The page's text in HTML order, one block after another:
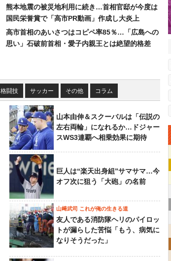
熊本地震の被災地利用に続き…首相官邸が今度は
国民栄誉賞で「高市PR動画」作成し大炎上
高市首相のあいさつはコピペ率85％…「広島への
思い」石破前首相・愛子内親王とは絶望的格差
格闘技 サッカー その他 コラム
山本由伸＆スクーバルは「伝説の
左右両輪」になれるか…ドジャー
スWS3連覇へ相乗効果に期待
巨人は“楽天出身組”サマサマ…今
オフ次に狙う「大砲」の名前
山﨑武司 これが俺の生きる道
友人である消防隊ヘリのパイロッ
トが漏らした苦悩「もう、病気に
なりそうだった」